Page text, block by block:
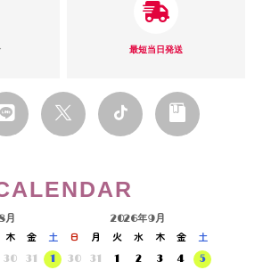
最短当日発送
月
木 金
土
30 31
1
2026年9月
日 月 火 水 木 金
土
30
31 1 2 3 4
5